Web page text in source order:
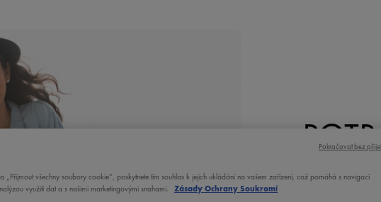
„Přijmout všechny soubory cookie“, poskytnete tím souhlas k jejich ukládání na vašem zařízení, což pomáhá s navigací
využití dat a s našimi marketingovými snahami.
Zásady Ochrany Soukromí
Pokračovat bez